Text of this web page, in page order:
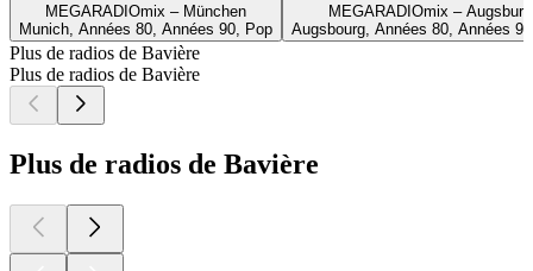
MEGARADIOmix – München
Munich, Années 80, Années 90, Pop
MEGARADIOmix – Augsburg
Augsbourg, Années 80, Années
Plus de radios de Bavière
Plus de radios de Bavière
Plus de radios de Bavière